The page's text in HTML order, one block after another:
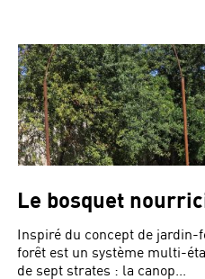
Le bosquet
Inspiré du concept de jardin-
forêt est un système multi-
de sept strates : la canop...